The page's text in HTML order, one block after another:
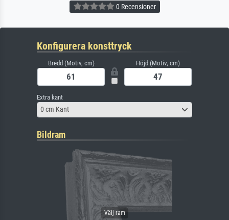
0 Recensioner
Konfigurera konsttryck
Bredd (Motiv, cm) Höjd (Motiv, cm)
Extra kant
0 cm Kant
Bildram